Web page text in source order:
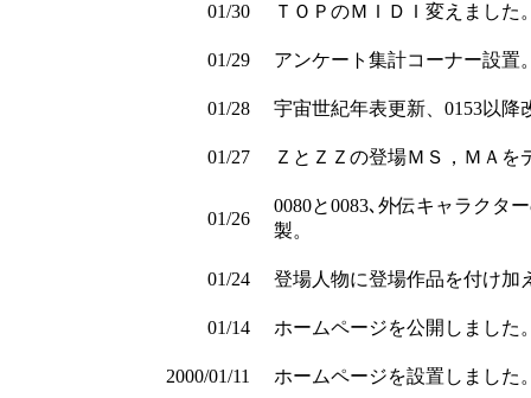
01/30 ＴＯＰのＭＩＤＩ変えまし
01/29 アンケート集計コーナー設置
01/28 宇宙世紀年表更新、0153以
01/27 ＺとＺＺの登場ＭＳ，ＭＡを
01/26
0080と0083､外伝キャラクタ
製。
01/24 登場人物に登場作品を付け加
01/14 ホームページを公開しました
2000/01/11 ホームページを設置しました